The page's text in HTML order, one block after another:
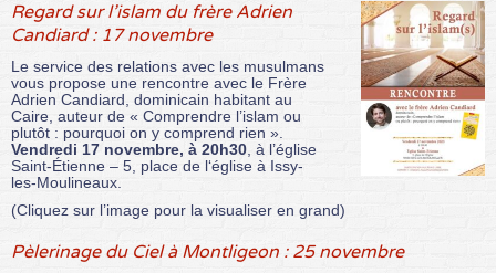
Regard sur l’islam du frère Adrien
Candiard : 17 novembre
Le service des relations avec les musulmans
vous propose une rencontre avec le Frère
Adrien Candiard, dominicain habitant au
Caire, auteur de « Comprendre l’islam ou
plutôt : pourquoi on y comprend rien ».
Vendredi 17 novembre, à 20h30 , à l’église
Saint-Étienne – 5, place de l‘église à Issy-
les-Moulineaux.
(Cliquez sur l’image pour la visualiser en grand)
Pèlerinage du Ciel à Montligeon : 25 novembre